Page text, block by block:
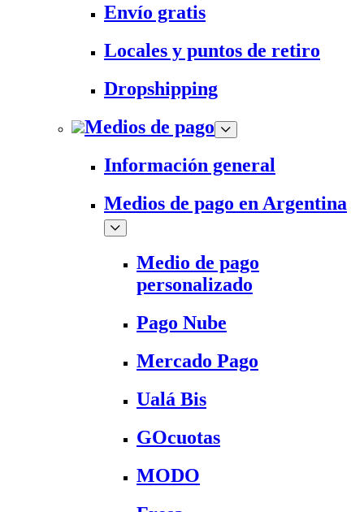
Envío gratis
Locales y puntos de retiro
Dropshipping
Medios de pago
Información general
Medios de pago en Argentina
Medio de pago
personalizado
Pago Nube
Mercado Pago
Ualá Bis
GOcuotas
MODO